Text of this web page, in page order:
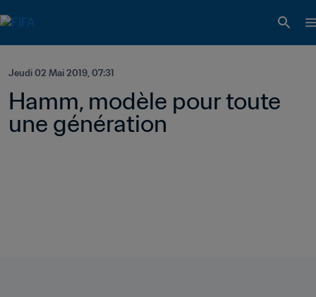
Jeudi 02 Mai 2019, 07:31
Hamm, modèle pour toute
une génération